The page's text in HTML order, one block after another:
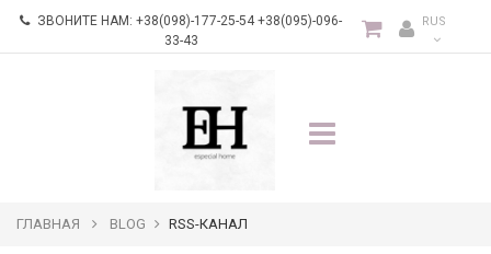
ЗВОНИТЕ НАМ:+38(098)-177-25-54 +38(095)-096-
33-43
RUS
ГЛАВНАЯ BLOG RSS-КАНАЛ